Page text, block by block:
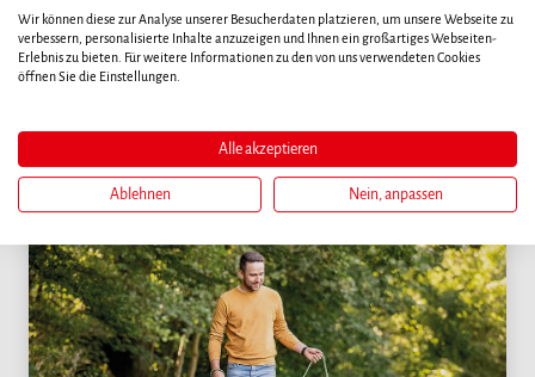
einer nicht dem Hund mit seinem individuellen
Energiebedarf angepassten Futtermenge oder -
zusammensetzung.
Wir können diese zur Analyse unserer Besucherdaten platzieren, um unsere Webseite zu
verbessern, personalisierte Inhalte anzuzeigen und Ihnen ein großartiges Webseiten-
Erlebnis zu bieten. Für weitere Informationen zu den von uns verwendeten Cookies
öffnen Sie die Einstellungen.
Alle akzeptieren
Ablehnen Nein, anpassen